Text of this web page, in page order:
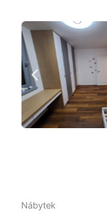
Nábytek